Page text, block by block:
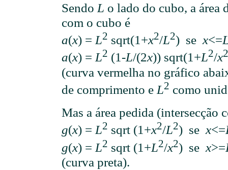
Sendo L o lado do cubo, a área
com o cubo é
a(x) = L2 sqrt(1+x2/L2) se x<=
a(x) =L2 (1-L/(2x)) sqrt(1+L2/x2
(curva vermelha no gráfico
de comprimento e L2 como
Mas a área pedida (intersecção
g(x) =L2 sqrt (1+x2/L2) sex<=
g(x) = L2 sqrt (1+L2/x2) se x>=
(curva preta).